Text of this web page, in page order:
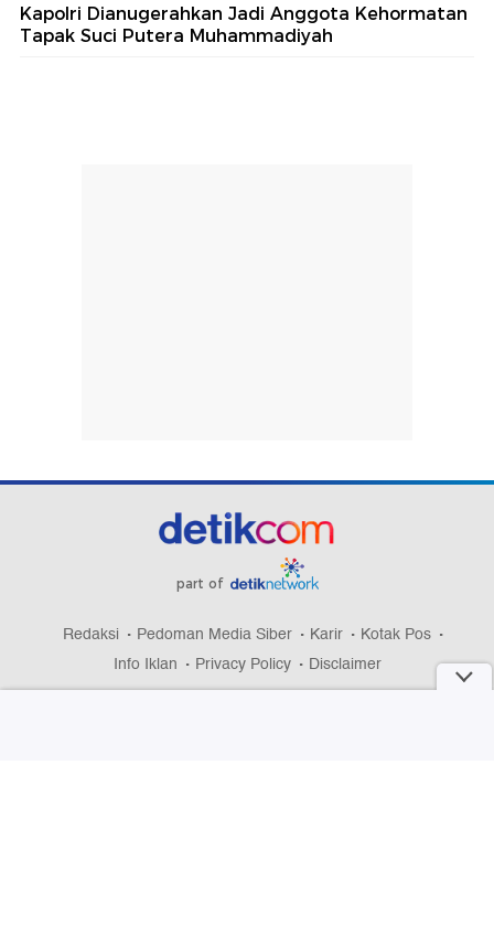
Kapolri Dianugerahkan Jadi Anggota Kehormatan
Tapak Suci Putera Muhammadiyah
part of
Redaksi Pedoman Media Siber Karir
Kotak Pos
Info Iklan
Privacy Policy Disclaimer